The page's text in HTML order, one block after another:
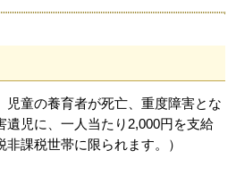
童の養育者が死亡、重度障害とな
遺児に、一人当たり2,000円を支給
課税世帯に限られます。）